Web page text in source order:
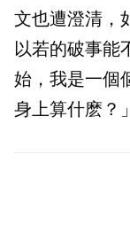
文也遭澄清，
以若的破事能
始，我是一個
身上算什麽？」